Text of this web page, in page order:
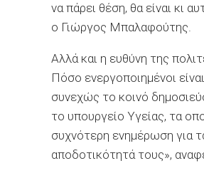
να πάρει θέση, θα είναι κι
ο Γιώργος Μπαλαφούτης.
Αλλά και η ευθύνη της
Πόσο ενεργοποιημένοι
συνεχώς το κοινό
το υπουργείο Υγείας, τα
συχνότερη ενημέρωση για
αποδοτικότητά τους»,